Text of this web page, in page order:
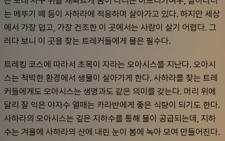
는 메뚜기 떼 등이 사하라에 적응하며 살아가고 있다. 하지만 세상
에서 가장 덥고, 가장 건조한 이 곳에서는 사람이 살기 어렵다. 그
러다 보니 이 곳을 찾는 트레커들에게 물은 필수다.
트레킹 코스에 따라서 초목이 자라는 오아시스를 지난다. 오아시
스는 척박한 환경에서 생물이 살아가게 한다. 사하라를 찾는 트레
커들에게도 오아시스는 생명과도 같은 의미를 갖는다. 머리 위에
달리 잘 익은 야자수 열매는 카라반에게 좋은 식량이 되기도 한다.
사하라의 오아시스는 깊은 지하수를 통해 물이 공급되는데, 지하
수는 겨울에 사하라의 산에 내린 눈이 봄에 녹아 모여 만들어진다.